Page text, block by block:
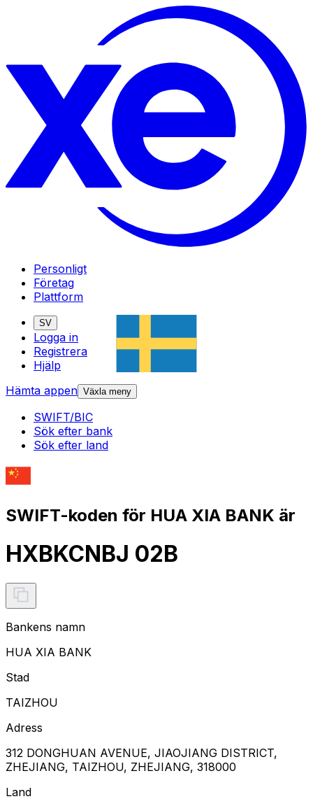
Personligt
Företag
Plattform
SV
Logga in
Registrera
Hjälp
Hämta appen Växla meny
SWIFT/BIC
Sök efter bank
Sök efter land
SWIFT-koden för HUA XIA BANK är
HXBKCNBJ 02B
Bankens namn
HUA XIA BANK
Stad
TAIZHOU
Adress
312 DONGHUAN AVENUE, JIAOJIANG DISTRICT,
ZHEJIANG, TAIZHOU, ZHEJIANG, 318000
Land